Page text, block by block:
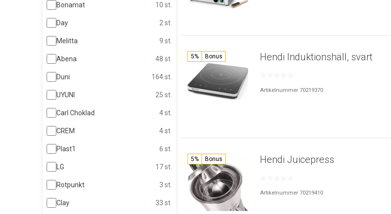
Bonamat 10 st.
Day 2 st.
Melitta 9 st.
Abena 48 st.
Duni 164 st.
UYUNI 25 st.
Carl Choklad 4 st.
CREM 4 st.
Plast1 6 st.
LG 17 st.
Rotpunkt 3 st.
Clay 33 st.
5% Bonus Hendi Induktionshäll, svart
Artikelnummer 70219370
5% Bonus Hendi Juicepress
Artikelnummer 70219410